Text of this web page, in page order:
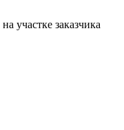
участке заказчика